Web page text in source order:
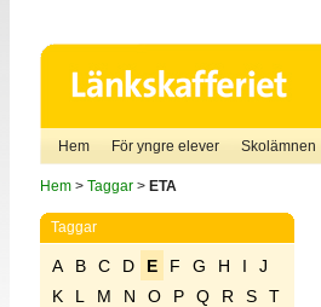
Hem För yngre elever Skolämnen
Hem> Taggar> ETA
Taggar
A B C D E F G H I
J
K
L M N O P Q R S
T